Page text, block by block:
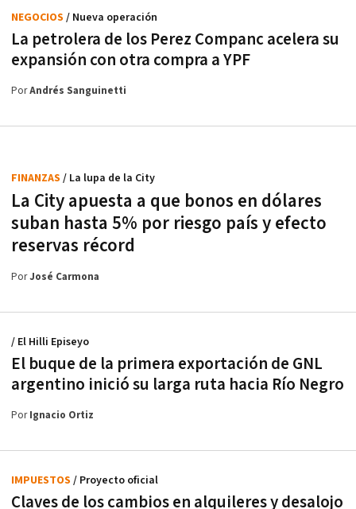
La petrolera de los Perez Companc acelera su
expansión con otra compra a YPF
NEGOCIOS / Nueva operación
PorAndrés Sanguinetti
La City apuesta a que bonos en dólares
suban hasta 5% por riesgo país y efecto
reservas récord
FINANZAS / La lupa de la City
PorJosé Carmona
El buque de la primera exportación de GNL
argentino inició su larga ruta hacia Río Negro
/ El Hilli Episeyo
PorIgnacio Ortiz
Claves de los cambios en alquileres y desalojo
IMPUESTOS / Proyecto oficial